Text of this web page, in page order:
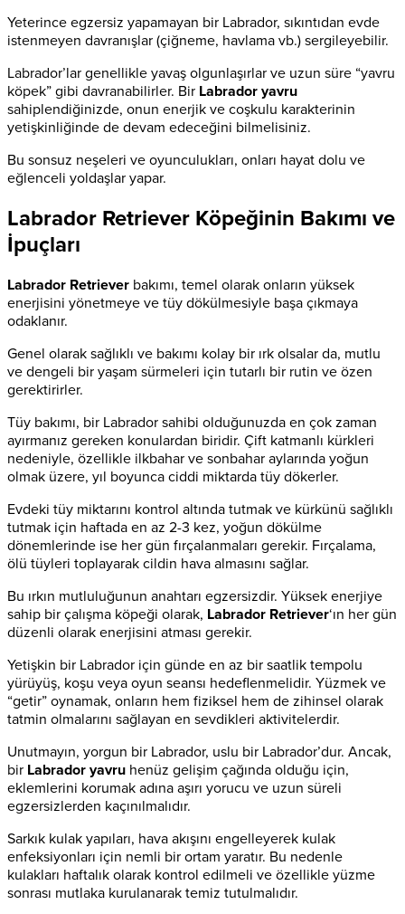
Yeterince egzersiz yapamayan bir Labrador, sıkıntıdan evde
istenmeyen davranışlar (çiğneme, havlama vb.) sergileyebilir.
Labrador’lar genellikle yavaş olgunlaşırlar ve uzun süre “yavru
köpek” gibi davranabilirler. Bir Labrador yavru
sahiplendiğinizde, onun enerjik ve coşkulu karakterinin
yetişkinliğinde de devam edeceğini bilmelisiniz.
Bu sonsuz neşeleri ve oyunculukları, onları hayat dolu ve
eğlenceli yoldaşlar yapar.
Labrador Retriever Köpeğinin Bakımı ve
İpuçları
Labrador Retriever bakımı, temel olarak onların yüksek
enerjisini yönetmeye ve tüy dökülmesiyle başa çıkmaya
odaklanır.
Genel olarak sağlıklı ve bakımı kolay bir ırk olsalar da, mutlu
ve dengeli bir yaşam sürmeleri için tutarlı bir rutin ve özen
gerektirirler.
Tüy bakımı, bir Labrador sahibi olduğunuzda en çok zaman
ayırmanız gereken konulardan biridir. Çift katmanlı kürkleri
nedeniyle, özellikle ilkbahar ve sonbahar aylarında yoğun
olmak üzere, yıl boyunca ciddi miktarda tüy dökerler.
Evdeki tüy miktarını kontrol altında tutmak ve kürkünü sağlıklı
tutmak için haftada en az 2-3 kez, yoğun dökülme
dönemlerinde ise her gün fırçalanmaları gerekir. Fırçalama,
ölü tüyleri toplayarak cildin hava almasını sağlar.
Bu ırkın mutluluğunun anahtarı egzersizdir. Yüksek enerjiye
sahip bir çalışma köpeği olarak, Labrador Retriever‘ın her gün
düzenli olarak enerjisini atması gerekir.
Yetişkin bir Labrador için günde en az bir saatlik tempolu
yürüyüş, koşu veya oyun seansı hedeflenmelidir. Yüzmek ve
“getir” oynamak, onların hem fiziksel hem de zihinsel olarak
tatmin olmalarını sağlayan en sevdikleri aktivitelerdir.
Unutmayın, yorgun bir Labrador, uslu bir Labrador’dur. Ancak,
bir Labrador yavru henüz gelişim çağında olduğu için,
eklemlerini korumak adına aşırı yorucu ve uzun süreli
egzersizlerden kaçınılmalıdır.
Sarkık kulak yapıları, hava akışını engelleyerek kulak
enfeksiyonları için nemli bir ortam yaratır. Bu nedenle
kulakları haftalık olarak kontrol edilmeli ve özellikle yüzme
sonrası mutlaka kurulanarak temiz tutulmalıdır.